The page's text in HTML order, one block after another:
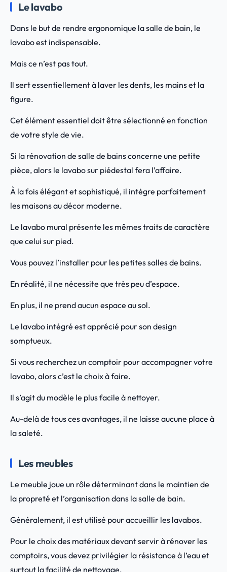
Le lavabo
Dans le but de rendre ergonomique la salle de bain, le
lavabo est indispensable.
Mais ce n’est pas tout.
Il sert essentiellement à laver les dents, les mains et la
figure.
Cet élément essentiel doit être sélectionné en fonction
de votre style de vie.
Si la rénovation de salle de bains concerne une petite
pièce, alors le lavabo sur piédestal fera l’affaire.
À la fois élégant et sophistiqué, il intègre parfaitement
les maisons au décor moderne.
Le lavabo mural présente les mêmes traits de caractère
que celui sur pied.
Vous pouvez l’installer pour les petites salles de bains.
En réalité, il ne nécessite que très peu d’espace.
En plus, il ne prend aucun espace au sol.
Le lavabo intégré est apprécié pour son design
somptueux.
Si vous recherchez un comptoir pour accompagner votre
lavabo, alors c’est le choix à faire.
Il s’agit du modèle le plus facile à nettoyer.
Au-delà de tous ces avantages, il ne laisse aucune place à
la saleté.
Les meubles
Le meuble joue un rôle déterminant dans le maintien de
la propreté et l’organisation dans la salle de bain.
Généralement, il est utilisé pour accueillir les lavabos.
Pour le choix des matériaux devant servir à rénover les
comptoirs, vous devez privilégier la résistance à l’eau et
surtout la facilité de nettoyage.